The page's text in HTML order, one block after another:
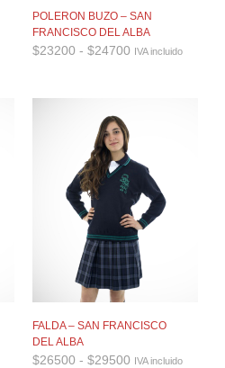
POLERON BUZO – SAN
FRANCISCO DEL ALBA
$23200 - $24700 Rango
IVA incluido
FALDA – SAN FRANCISCO
DEL ALBA
$26500 - $29500 Rango
IVA incluido